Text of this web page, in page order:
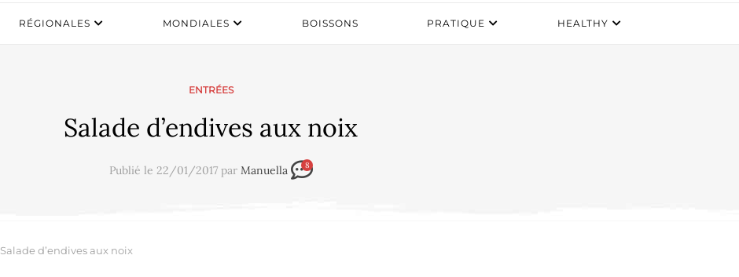
RÉGIONALES MONDIALES BOISSONS PRATIQUE HEALTHY
ENTRÉES
Salade d’endives aux noix
Publié le 22/01/2017 par Manuella 8
Salade d’endives aux noix